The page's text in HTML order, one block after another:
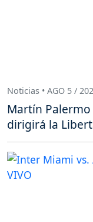
Noticias • AGO 5 /
Martín
dirigirá la